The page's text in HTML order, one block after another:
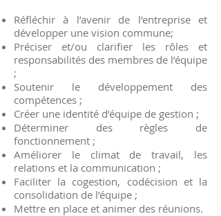
Réfléchir à l’avenir de l’entreprise et
développer une vision commune;
Préciser et/ou clarifier les rôles et
responsabilités des membres de l’équipe
;
Soutenir le développement des
compétences ;
Créer une identité d’équipe de gestion ;
Déterminer des règles de
fonctionnement ;
Améliorer le climat de travail, les
relations et la communication ;
Faciliter la cogestion, codécision et la
consolidation de l’équipe ;
Mettre en place et animer des réunions.